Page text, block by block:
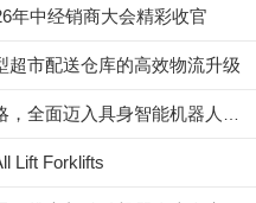
年中经销商大会精彩收官
超市配送仓库的高效物流升级
Lift Forklifts